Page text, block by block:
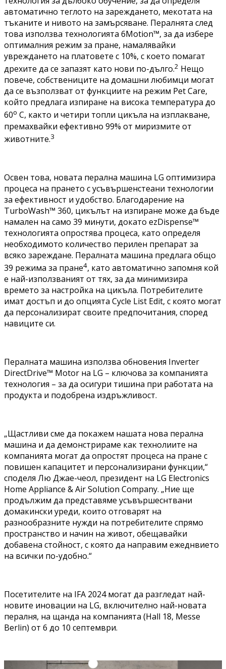
автоматично теглото на зареждането, мекотата на
тъканите и нивото на замърсяване. Пералнята след
това използва технологията 6Motion™, за да избере
оптималния режим за пране, намалявайки
увреждането на платовете с 10%, с което помагат
дрехите да се запазят като нови по-дълго.2 Нещо
повече, собствениците на домашни любимци могат
да се възползват от функциите на режим Pet Care,
който предлага изпиране на висока температура до
60о C, както и четири топли цикъла на изплакване,
премахвайки ефективно 99% от миризмите от
животните.3
Освен това, новата перална машина LG оптимизира
процеса на прането с усъвършенстеани технологии
за ефективност и удобство. Благодарение на
TurboWash™ 360, цикълът на изпиране може да бъде
намален на само 39 минути, докато ezDispense™
технологията опростява процеса, като определя
необходимото количество перилен препарат за
всяко зареждане. Пералната машина предлага общо
39 режима за пране4, като автоматично запомня кой
е най-използваният от тях, за да минимизира
времето за настройка на цикъла. Потребителите
имат достъп и до опцията Cycle List Edit, с която могат
да персонализират своите предпочитания, според
навиците си.
Пералната машина използва обновения Inverter
DirectDrive™ Motor на LG – ключова за компанията
технология – за да осигури тишина при работата на
продукта и подобрена издръжливост.
„Щастливи сме да покажем нашата нова перална
машина и да демонстрираме как технолиите на
компанията могат да опростят процеса на пране с
повишен капацитет и персонализирани функции,“
споделя Лю Джае-чеол, президент на LG Electronics
Home Appliance & Air Solution Company. „Ние ще
продължим да представяме усъвършеснтвани
домакински уреди, които отговарят на
разнообразните нужди на потребителите спрямо
пространство и начин на живот, обещавайки
добавена стойност, с която да направим ежеднвието
на всички по-удобно.“
Посетителите на IFA 2024 могат да разгледат най-
новите иновации на LG, включително най-новата
пералня, на щанда на компанията (Hall 18, Messe
Berlin) от 6 до 10 септември.